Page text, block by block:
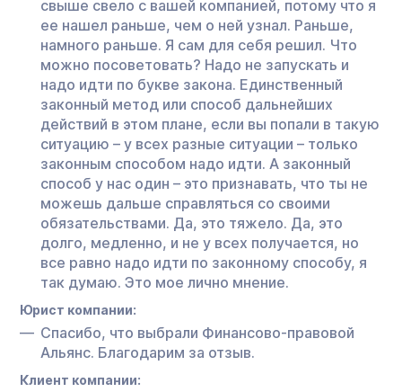
свыше свело с вашей компанией, потому что я
ее нашел раньше, чем о ней узнал. Раньше,
намного раньше. Я сам для себя решил. Что
можно посоветовать? Надо не запускать и
надо идти по букве закона. Единственный
законный метод или способ дальнейших
действий в этом плане, если вы попали в такую
ситуацию – у всех разные ситуации – только
законным способом надо идти. А законный
способ у нас один – это признавать, что ты не
можешь дальше справляться со своими
обязательствами. Да, это тяжело. Да, это
долго, медленно, и не у всех получается, но
все равно надо идти по законному способу, я
так думаю. Это мое лично мнение.
Юрист компании:
Спасибо, что выбрали Финансово-правовой
Альянс. Благодарим за отзыв.
Клиент компании: